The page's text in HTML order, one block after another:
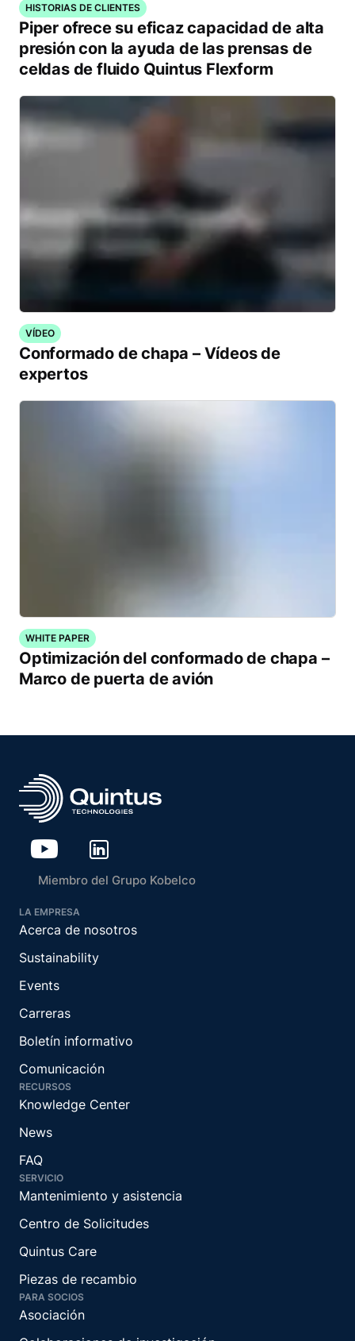
HISTORIAS DE CLIENTES
Piper ofrece su eficaz capacidad de alta
presión con la ayuda de las prensas de
celdas de fluido Quintus Flexform
VÍDEO
Conformado de chapa – Vídeos de
expertos
WHITE PAPER
Optimización del conformado de chapa –
Marco de puerta de avión
Miembro del Grupo Kobelco
LA EMPRESA
Acerca de nosotros
Sustainability
Events
Carreras
Boletín informativo
Comunicación
RECURSOS
Knowledge Center
News
FAQ
SERVICIO
Mantenimiento y asistencia
Centro de Solicitudes
Quintus Care
Piezas de recambio
PARA SOCIOS
Asociación